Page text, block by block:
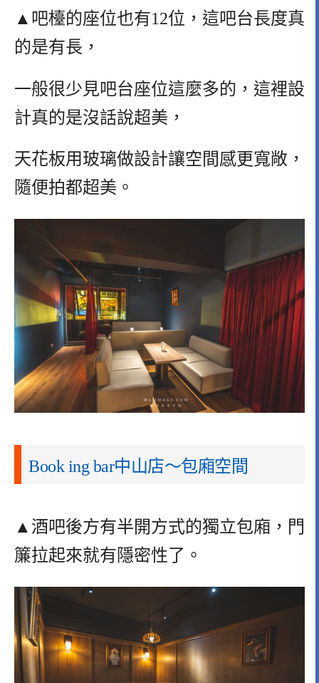
▲吧檯的座位也有12位，這吧台長度真
的是有長，
一般很少見吧台座位這麼多的，這裡設
計真的是沒話說超美，
天花板用玻璃做設計讓空間感更寬敞，
隨便拍都超美。
Book ing bar中山店～包廂空間
▲酒吧後方有半開方式的獨立包廂，門
簾拉起來就有隱密性了。